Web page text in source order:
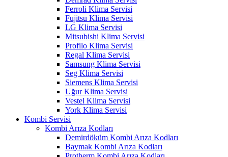
Ferroli Klima Servisi
Fujitsu Klima Servisi
LG Klima Servisi
Mitsubishi Klima Servisi
Profilo Klima Servisi
Regal Klima Servisi
Samsung Klima Servisi
Seg Klima Servisi
Siemens Klima Servisi
Uğur Klima Servisi
Vestel Klima Servisi
York Klima Servisi
Kombi Servisi
Kombi Arıza Kodları
Demirdöküm Kombi Arıza Kodları
Baymak Kombi Arıza Kodları